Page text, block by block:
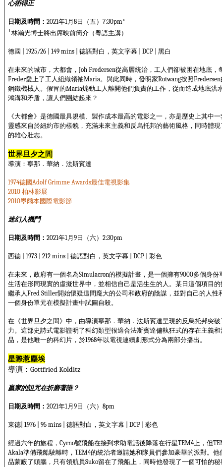
心術得正
日期及時間：2021年1月8日（五）7:30pm*
+林瀚光博士將出席映前簡介（粵語主講）
德國 | 1925/26 | 149 mins |德語對白，英文字幕 | DCP |黑白
在未來的城市，大都會，Joh Fredersen從高層統治，工人們卻被困在地底，
Freder愛上了工人組織領袖Maria。與此同時，發明家Rotwang按照Fredersen
鋼鐵機械人。假冒的Maria煽動工人離開他們負責的工作，從而造成地底洪
鴻溝和矛盾，讓人們團結起來？
《大都會》是德國最具規模、製作成本最高的電影之一，亦是歷史上其中
靈感來自於紐約市的樣貌，充滿未來主義和反烏托邦的藝術風格，同時體
的雄心壯志。
世界旦夕之間
導演：寧那．華納．法斯賓達
1974德國Adolf Grimme Awards最佳電視影集
2010柏林影展
2010墨爾本國際電影節
迷幻人機鬥
日期及時間：2021年1月9日（六）2:30pm
西德 | 1973 | 212 mins |德語對白，英文字幕 | DCP |彩色
在未來，政府有一個名為Simulacron的模擬計畫，是一個擁有9000多個身份
生活在形同現實的虛擬世界中，並相信自己是活生生的人。某日這個項目
繼承人Fred Stiller開始懷疑這間龐大的公司和政府的陰謀，並對自己的人
一個身份單元在模擬計畫中試圖自殺。
在《世界旦夕之間》中，由導演寧那．華納．法斯賓達呈現的反烏托邦突
力。這部史詩式電影證明了科幻類型很適合法斯賓達偏執狂式的存在主義
品，是他唯一的科幻片，於1968年以電視連續劇形式分為兩部分播出。
星際惹塵埃
導演：Gottfried Kolditz
贏家的詛咒在折磨著誰？
日期及時間：2021年1月9日（六）8pm
東德 | 1976 | 95 mins |德語對白，英文字幕 | DCP |彩色
經過六年的旅程，Cyrno號飛船在接到求助電話後降落在行星TEM4上，但
Akala準備飛船駛離時，TEM4的統治者邀請她和隊員們參加豪華的派對。
品蒙蔽了頭腦，只有領航員Suko留在了飛船上，同時他發現了一個可怕的